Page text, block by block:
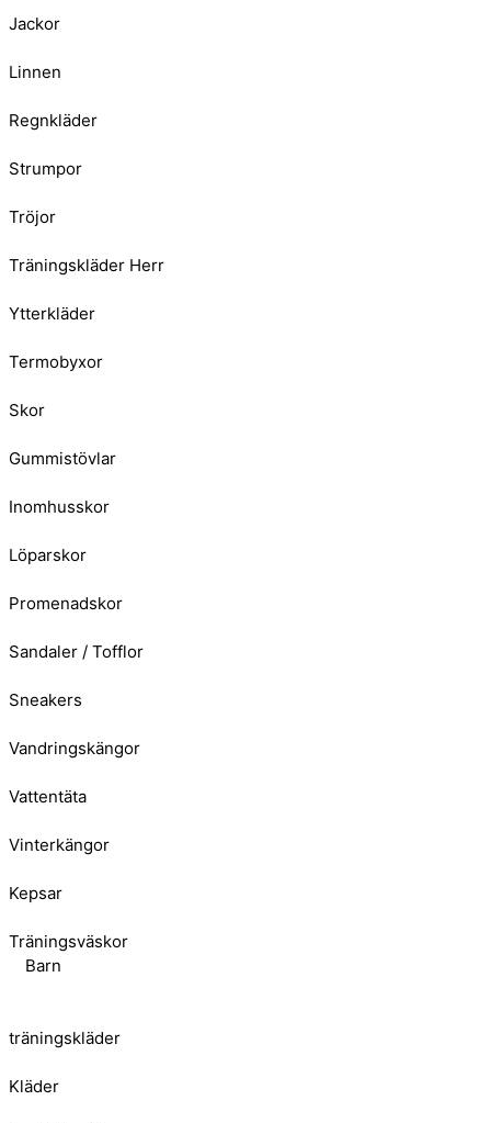
Jackor
Linnen
Regnkläder
Strumpor
Tröjor
Träningskläder Herr
Ytterkläder
Termobyxor
Skor
Gummistövlar
Inomhusskor
Löparskor
Promenadskor
Sandaler / Tofflor
Sneakers
Vandringskängor
Vattentäta
Vinterkängor
Kepsar
Träningsväskor
Barn
träningskläder
Kläder